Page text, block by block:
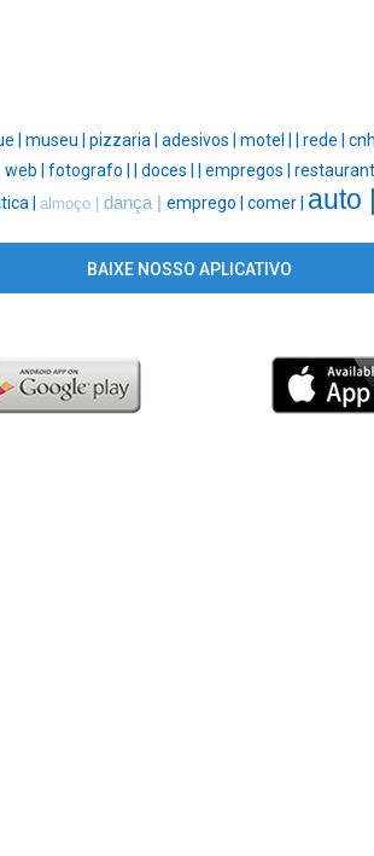
| museu | pizzaria | adesivos | motel | rede | cnh
web | fotografo | doces | empregos |
| almoço | dança | emprego | comer | auto |
BAIXE NOSSO APLICATIVO